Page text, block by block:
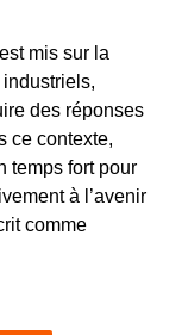
mis sur la
des réponses
ce contexte,
temps fort pour
à l’avenir
comme